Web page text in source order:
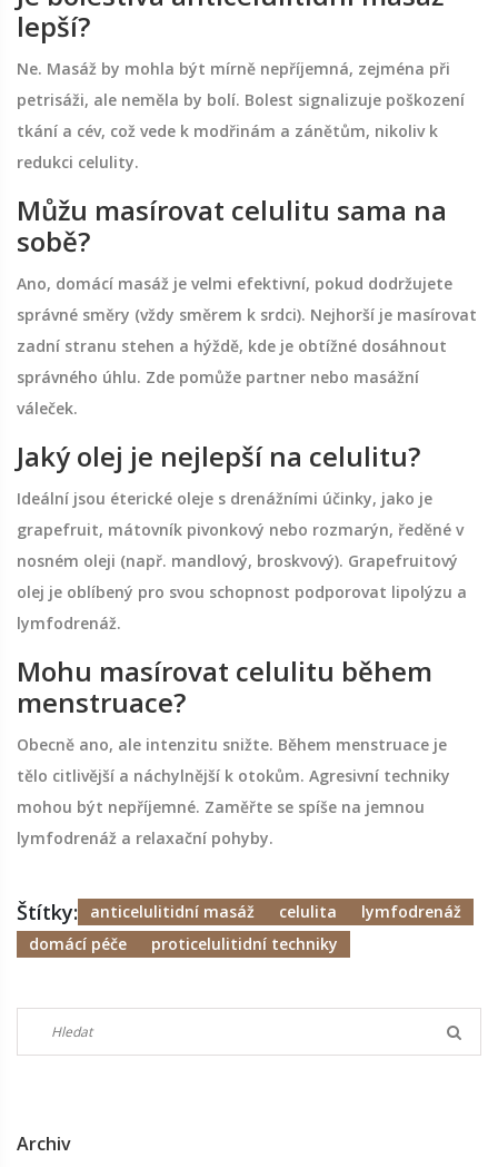
lepší?
Ne. Masáž by mohla být mírně nepříjemná, zejména při
petrisáži, ale neměla by bolí. Bolest signalizuje poškození
tkání a cév, což vede k modřinám a zánětům, nikoliv k
redukci celulity.
Můžu masírovat celulitu sama na
sobě?
Ano, domácí masáž je velmi efektivní, pokud dodržujete
správné směry (vždy směrem k srdci). Nejhorší je masírovat
zadní stranu stehen a hýždě, kde je obtížné dosáhnout
správného úhlu. Zde pomůže partner nebo masážní
váleček.
Jaký olej je nejlepší na celulitu?
Ideální jsou éterické oleje s drenážními účinky, jako je
grapefruit, mátovník pivonkový nebo rozmarýn, ředěné v
nosném oleji (např. mandlový, broskvový). Grapefruitový
olej je oblíbený pro svou schopnost podporovat lipolýzu a
lymfodrenáž.
Mohu masírovat celulitu během
menstruace?
Obecně ano, ale intenzitu snižte. Během menstruace je
tělo citlivější a náchylnější k otokům. Agresivní techniky
mohou být nepříjemné. Zaměřte se spíše na jemnou
lymfodrenáž a relaxační pohyby.
Štítky: anticelulitidní masáž celulita
lymfodrenáž
domácí péče
proticelulitidní techniky
Archiv